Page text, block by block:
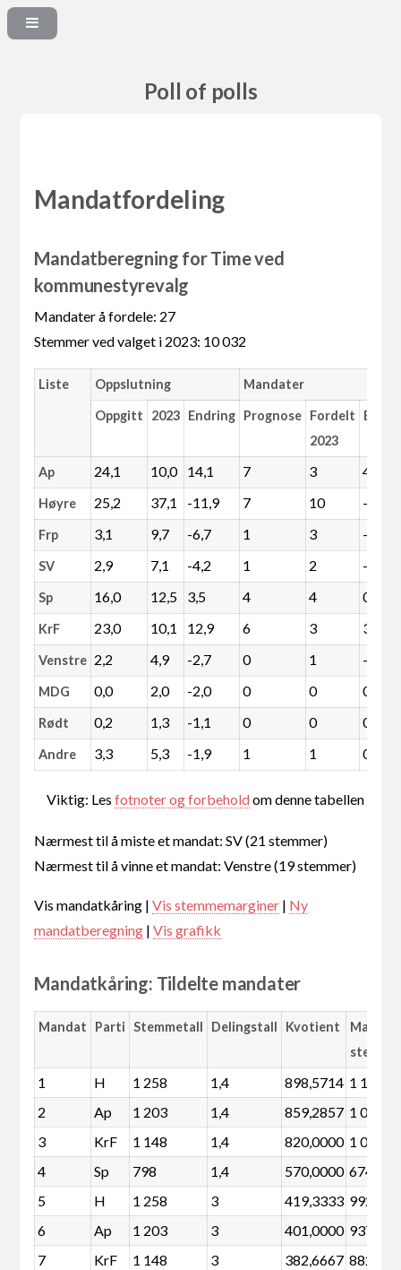
Poll of polls
Mandatfordeling
Mandatberegning for Time ved
kommunestyrevalg
Mandater å fordele: 27
Stemmer ved valget i 2023: 10 032
Liste Oppslutning Mandater
Oppgitt 2023 Endring Prognose Fordelt
2023
Ap 24,1 10,0 14,1 7 3 4
Høyre 25,2 37,1 -11,9 7 10 -3
Frp 3,1 9,7 -6,7 1 3 -2
SV 2,9 7,1 -4,2 1 2 -1
Sp 16,0 12,5 3,5 4 4 0
KrF 23,0 10,1 12,9 6 3 3
Venstre 2,2 4,9 -2,7 0 1 -1
MDG 0,0 2,0 -2,0 0 0 0
Rødt 0,2 1,3 -1,1 0 0 0
Andre 3,3 5,3 -1,9 1 1 0
Viktig: Lesfotnoter og forbeholdom denne tabellen
Nærmest til å miste et mandat: SV (21 stemmer)
Nærmest til å vinne et mandat: Venstre (19 stemmer)
Vis mandatkåring |Vis stemmemarginer | Ny
mandatberegning |Vis grafikk
Mandatkåring: Tildelte mandater
Mandat Parti Stemmetall Delingstall Kvotient
Margin
1 H 1 258 1,4 898,5714 1 134
2
Ap 1 203 1,4 859,2857 1 079
3
KrF 1 148 1,4 820,0000 1 024
4
Sp 798 1,4 570,0000 674
5
H 1 258 3 419,3333 992
6
Ap 1 203 3 401,0000 937
7
KrF 1 148 3 382,6667 882